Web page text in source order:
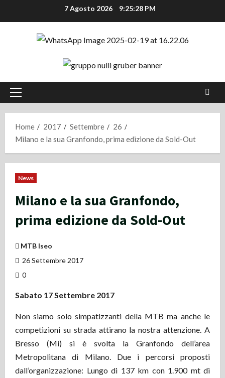
al
7 Agosto 2026 9:25:29 PM
Menu
Home
2017 Settembre
26
Milano e la sua Granfondo, prima edizione da Sold-Out
News
Milano e la sua Granfondo,
prima edizione da Sold-Out
MTB Iseo
26 Settembre 2017
0
Sabato 17 Settembre 2017
Non siamo solo simpatizzanti della MTB ma anche le
competizioni su strada attirano la nostra attenzione. A
Bresso (Mi) si è svolta la Granfondo dell’area
Metropolitana di Milano. Due i percorsi proposti
dall’organizzazione: Lungo di 137 km con 1.900 mt di